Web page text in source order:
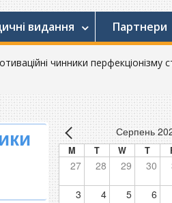
видання Партнери
чинники перфекціонізму
Серпень
M T W T
27 28 29 30
3 4 5 6